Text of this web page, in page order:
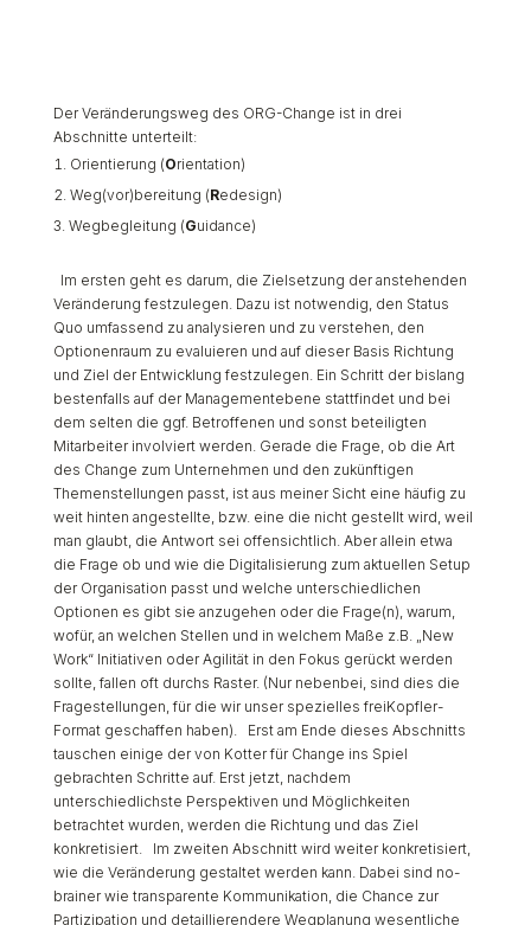
Der Veränderungsweg des ORG-Change ist in drei
Abschnitte unterteilt:
Orientierung (Orientation)
Weg(vor)bereitung (Redesign)
Wegbegleitung (Guidance)
Im ersten geht es darum, die Zielsetzung der anstehenden
Veränderung festzulegen. Dazu ist notwendig, den Status
Quo umfassend zu analysieren und zu verstehen, den
Optionenraum zu evaluieren und auf dieser Basis Richtung
und Ziel der Entwicklung festzulegen. Ein Schritt der bislang
bestenfalls auf der Managementebene stattfindet und bei
dem selten die ggf. Betroffenen und sonst beteiligten
Mitarbeiter involviert werden. Gerade die Frage, ob die Art
des Change zum Unternehmen und den zukünftigen
Themenstellungen passt, ist aus meiner Sicht eine häufig zu
weit hinten angestellte, bzw. eine die nicht gestellt wird, weil
man glaubt, die Antwort sei offensichtlich. Aber allein etwa
die Frage ob und wie die Digitalisierung zum aktuellen Setup
der Organisation passt und welche unterschiedlichen
Optionen es gibt sie anzugehen oder die Frage(n), warum,
wofür, an welchen Stellen und in welchem Maße z.B. „New
Work“ Initiativen oder Agilität in den Fokus gerückt werden
sollte, fallen oft durchs Raster. (Nur nebenbei, sind dies die
Fragestellungen, für die wir unser spezielles freiKopfler-
Format geschaffen haben). Erst am Ende dieses Abschnitts
tauschen einige der von Kotter für Change ins Spiel
gebrachten Schritte auf. Erst jetzt, nachdem
unterschiedlichste Perspektiven und Möglichkeiten
betrachtet wurden, werden die Richtung und das Ziel
konkretisiert. Im zweiten Abschnitt wird weiter konkretisiert,
wie die Veränderung gestaltet werden kann. Dabei sind no-
brainer wie transparente Kommunikation, die Chance zur
Partizipation und detaillierendere Wegplanung wesentliche